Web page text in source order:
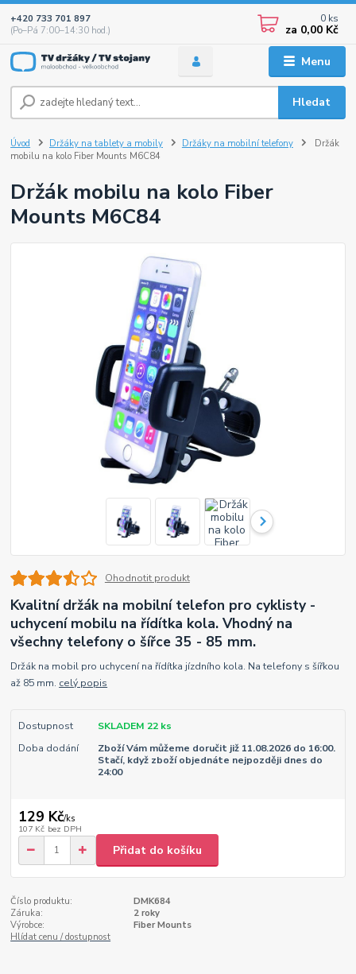
Menu
Hledat
+420 733 701 897
(Po–Pá 7:00–14:30 hod.)
0 ks
za 0,00 Kč
Úvod Držáky na tablety a mobily Držáky na mobilní telefony
Držák
mobilu na kolo Fiber Mounts M6C84
Držák mobilu na kolo Fiber
Mounts M6C84
Ohodnotit produkt
Kvalitní držák na mobilní telefon pro cyklisty -
uchycení mobilu na řídítka kola. Vhodný na
všechny telefony o šířce 35 - 85 mm.
Držák na mobil pro uchycení na řídítka jízdního kola. Na telefony s šířkou
až 85 mm. celý popis
Dostupnost
SKLADEM 22 ks
Doba dodání
Zboží Vám můžeme doručit již 11.08.2026 do 16:00.
Stačí, když zboží objednáte nejpozději dnes do
24:00
129 Kč/ks
107 Kč bez DPH
Přidat do košíku
Číslo produktu:
DMK684
Záruka:
2 roky
Výrobce:
Fiber Mounts
Hlídat cenu / dostupnost